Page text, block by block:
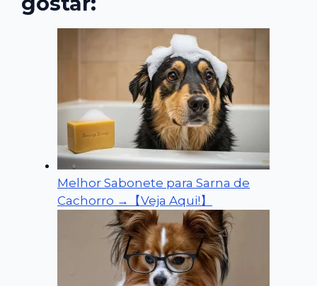
Melhor Sabonete para Sarna de
Cachorro →【Veja Aqui!】